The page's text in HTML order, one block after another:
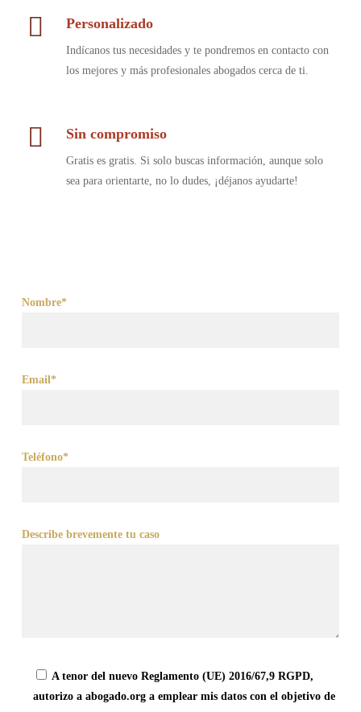
Personalizado
Indícanos tus necesidades y te pondremos en contacto con
los mejores y más profesionales abogados cerca de ti.
Sin compromiso
Gratis es gratis. Si solo buscas información, aunque solo
sea para orientarte, no lo dudes, ¡déjanos ayudarte!
Nombre*
Email*
Teléfono*
Describe brevemente tu caso
A tenor del nuevo Reglamento (UE) 2016/67,9 RGPD,
autorizo a abogado.org a emplear mis datos con el objetivo de